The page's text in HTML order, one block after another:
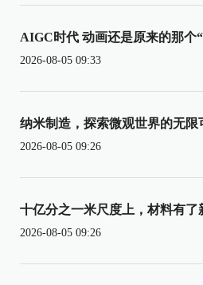
AIGC时代 动画还是原来的那个
2026-08-05 09:33
纳米制造，探索微观世界的无限
2026-08-05 09:26
十亿分之一米尺度上，材料有了
2026-08-05 09:26